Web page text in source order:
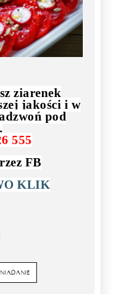
ziarenek
jakości i w
pod
555
FB
KLIK